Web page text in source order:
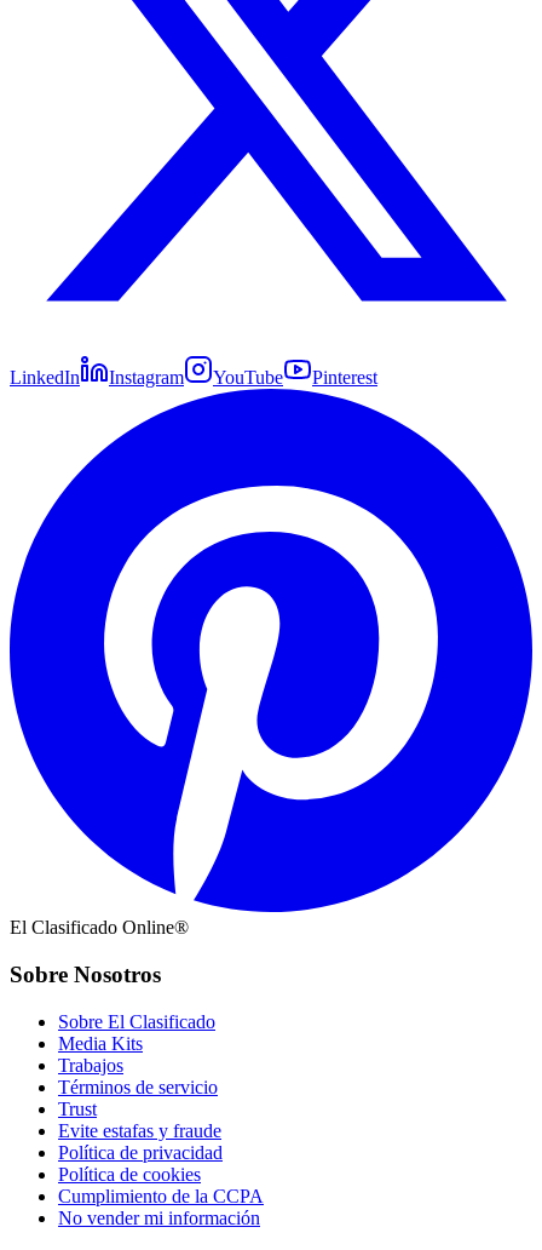
LinkedIn Instagram YouTube Pinterest
El Clasificado Online®
Sobre Nosotros
Sobre El Clasificado
Media Kits
Trabajos
Términos de servicio
Trust
Evite estafas y fraude
Política de privacidad
Política de cookies
Cumplimiento de la CCPA
No vender mi información